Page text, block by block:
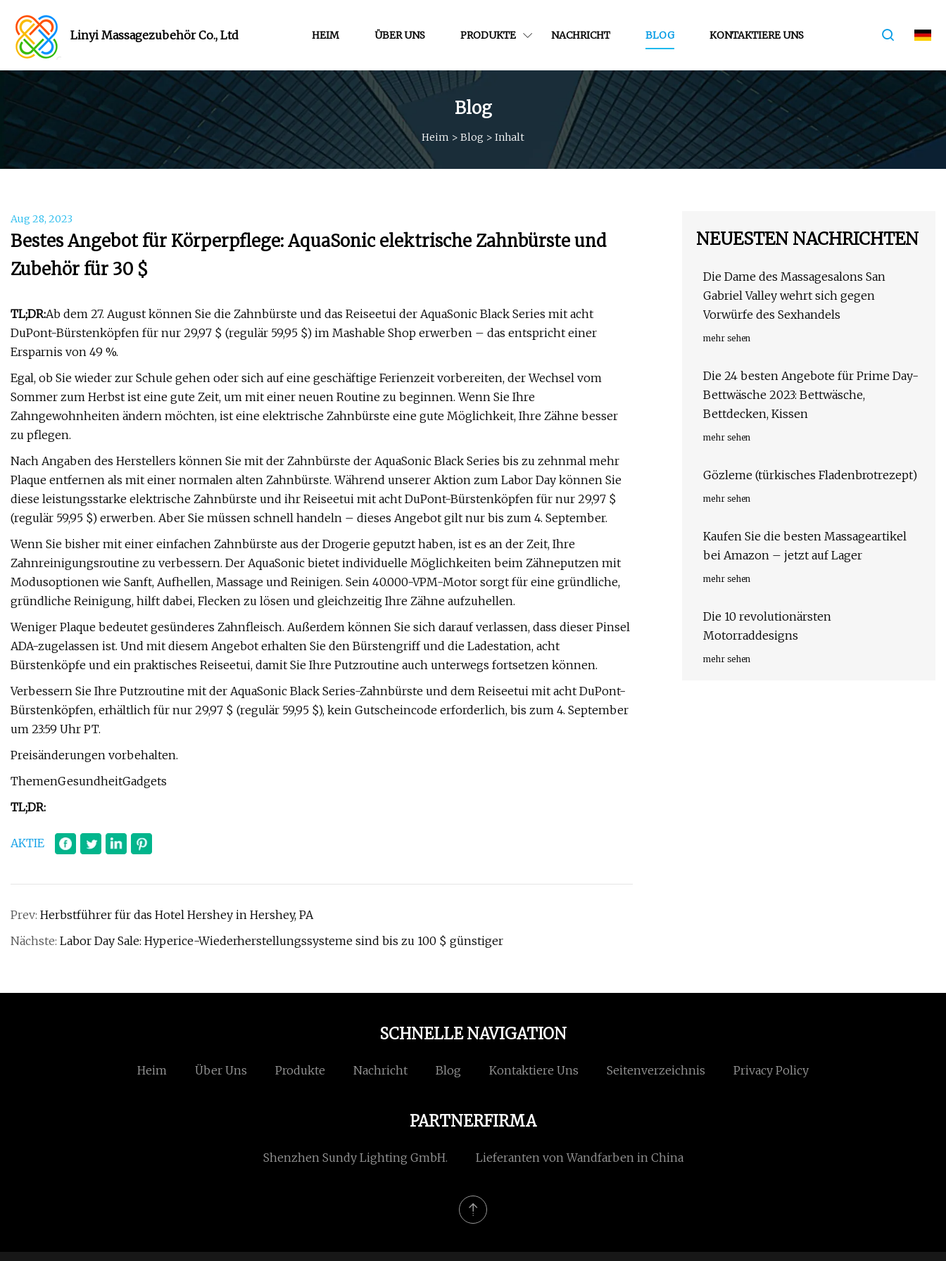
Linyi Massagezubehör Co., Ltd HEIM ÜBER UNS PRODUKTE NACHRICHT BLOG KONTAKTIERE UNS
Blog
Heim > Blog > Inhalt
Aug 28, 2023
Bestes Angebot für Körperpflege: AquaSonic elektrische Zahnbürste und
Zubehör für 30 $
TL;DR:Ab dem 27. August können Sie die Zahnbürste und das Reiseetui der AquaSonic Black Series mit acht
DuPont-Bürstenköpfen für nur 29,97 $ (regulär 59,95 $) im Mashable Shop erwerben – das entspricht einer
Ersparnis von 49 %.
Egal, ob Sie wieder zur Schule gehen oder sich auf eine geschäftige Ferienzeit vorbereiten, der Wechsel vom
Sommer zum Herbst ist eine gute Zeit, um mit einer neuen Routine zu beginnen. Wenn Sie Ihre
Zahngewohnheiten ändern möchten, ist eine elektrische Zahnbürste eine gute Möglichkeit, Ihre Zähne besser
zu pflegen.
Nach Angaben des Herstellers können Sie mit der Zahnbürste der AquaSonic Black Series bis zu zehnmal mehr
Plaque entfernen als mit einer normalen alten Zahnbürste. Während unserer Aktion zum Labor Day können Sie
diese leistungsstarke elektrische Zahnbürste und ihr Reiseetui mit acht DuPont-Bürstenköpfen für nur 29,97 $
(regulär 59,95 $) erwerben. Aber Sie müssen schnell handeln – dieses Angebot gilt nur bis zum 4. September.
Wenn Sie bisher mit einer einfachen Zahnbürste aus der Drogerie geputzt haben, ist es an der Zeit, Ihre
Zahnreinigungsroutine zu verbessern. Der AquaSonic bietet individuelle Möglichkeiten beim Zähneputzen mit
Modusoptionen wie Sanft, Aufhellen, Massage und Reinigen. Sein 40.000-VPM-Motor sorgt für eine gründliche,
gründliche Reinigung, hilft dabei, Flecken zu lösen und gleichzeitig Ihre Zähne aufzuhellen.
Weniger Plaque bedeutet gesünderes Zahnfleisch. Außerdem können Sie sich darauf verlassen, dass dieser Pinsel
ADA-zugelassen ist. Und mit diesem Angebot erhalten Sie den Bürstengriff und die Ladestation, acht
Bürstenköpfe und ein praktisches Reiseetui, damit Sie Ihre Putzroutine auch unterwegs fortsetzen können.
Verbessern Sie Ihre Putzroutine mit der AquaSonic Black Series-Zahnbürste und dem Reiseetui mit acht DuPont-
Bürstenköpfen, erhältlich für nur 29,97 $ (regulär 59,95 $), kein Gutscheincode erforderlich, bis zum 4. September
um 23:59 Uhr PT.
Preisänderungen vorbehalten.
ThemenGesundheitGadgets
TL;DR:
AKTIE
Prev: Herbstführer für das Hotel Hershey in Hershey, PA
Nächste: Labor Day Sale: Hyperice-Wiederherstellungssysteme sind bis zu 100 $ günstiger
NEUESTEN NACHRICHTEN
Die Dame des Massagesalons San
Gabriel Valley wehrt sich gegen
Vorwürfe des Sexhandels
mehr sehen
Die 24 besten Angebote für Prime Day-
Bettwäsche 2023: Bettwäsche,
Bettdecken, Kissen
mehr sehen
Gözleme (türkisches Fladenbrotrezept)
mehr sehen
Kaufen Sie die besten Massageartikel
bei Amazon – jetzt auf Lager
mehr sehen
Die 10 revolutionärsten
Motorraddesigns
mehr sehen
SCHNELLE NAVIGATION
Heim Über Uns Produkte Nachricht Blog Kontaktiere Uns Seitenverzeichnis Privacy Policy
PARTNERFIRMA
Shenzhen Sundy Lighting GmbH. Lieferanten von Wandfarben in China